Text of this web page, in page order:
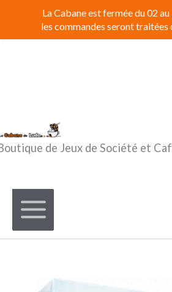
contenu
de Jeux de Société et
La Cabane est fermée du 02
les commandes seront traitées